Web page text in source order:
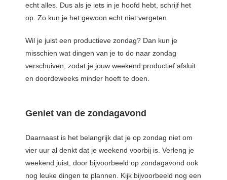
echt alles. Dus als je iets in je hoofd hebt, schrijf het
op. Zo kun je het gewoon echt niet vergeten.
Wil je juist een productieve zondag? Dan kun je
misschien wat dingen van je to do naar zondag
verschuiven, zodat je jouw weekend productief afsluit
en doordeweeks minder hoeft te doen.
Geniet van de zondagavond
Daarnaast is het belangrijk dat je op zondag niet om
vier uur al denkt dat je weekend voorbij is. Verleng je
weekend juist, door bijvoorbeeld op zondagavond ook
nog leuke dingen te plannen. Kijk bijvoorbeeld nog een